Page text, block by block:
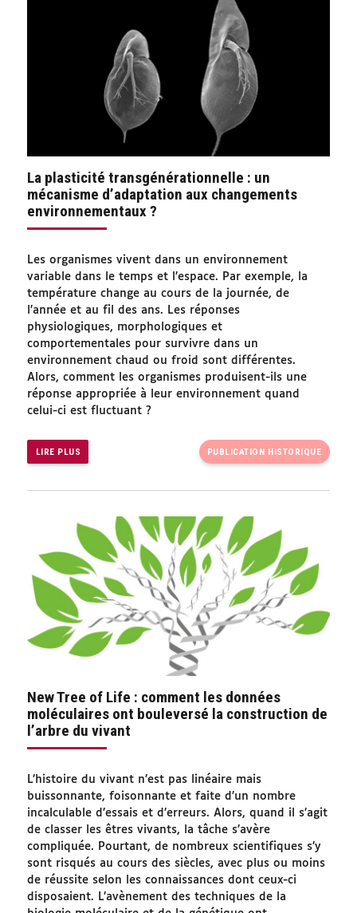
La plasticité transgénérationnelle : un
mécanisme d’adaptation aux changements
environnementaux ?
Les organismes vivent dans un environnement
variable dans le temps et l’espace. Par exemple, la
température change au cours de la journée, de
l’année et au fil des ans. Les réponses
physiologiques, morphologiques et
comportementales pour survivre dans un
environnement chaud ou froid sont différentes.
Alors, comment les organismes produisent-ils une
réponse appropriée à leur environnement quand
celui-ci est fluctuant ?
LIRE PLUS PUBLICATION HISTORIQUE
New Tree of Life : comment les données
moléculaires ont bouleversé la construction de
l’arbre du vivant
L’histoire du vivant n’est pas linéaire mais
buissonnante, foisonnante et faite d’un nombre
incalculable d’essais et d’erreurs. Alors, quand il s’agit
de classer les êtres vivants, la tâche s’avère
compliquée. Pourtant, de nombreux scientifiques s’y
sont risqués au cours des siècles, avec plus ou moins
de réussite selon les connaissances dont ceux-ci
disposaient. L’avènement des techniques de la